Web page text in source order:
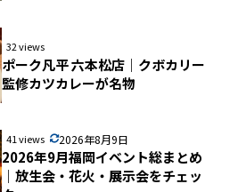
32 views
ポーク凡平 六本松店｜クボカリー
監修カツカレーが名物
41 views 2026年8月9日
2026年9月福岡イベント総まとめ
｜放生会・花火・展示会をチェッ